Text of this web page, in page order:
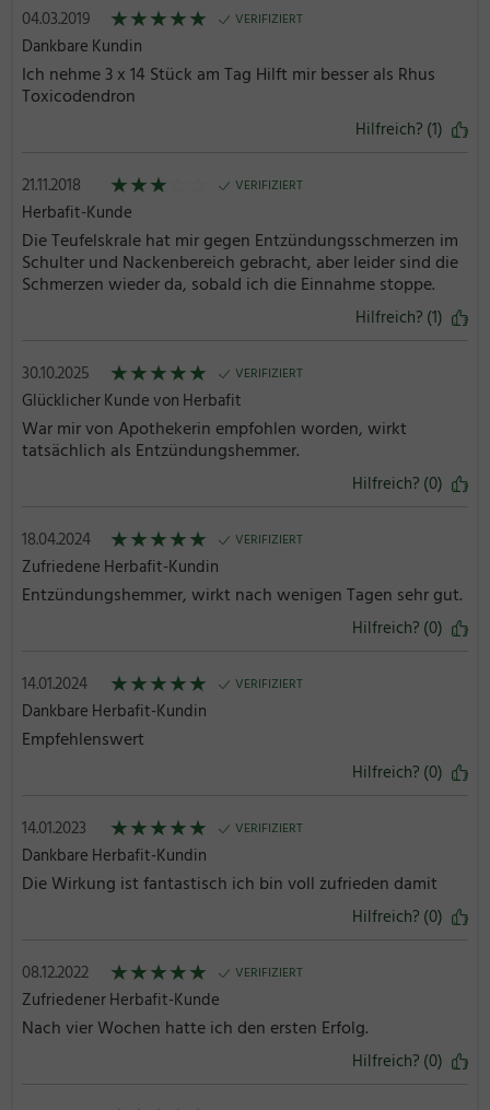
04.03.2019 ★★★★★ VERIFIZIERT
Dankbare Kundin
Ich nehme 3 x 14 Stück am Tag Hilft mir besser als Rhus
Toxicodendron
Hilfreich? (1)
21.11.2018 ★★★ VERIFIZIERT
Herbafit-Kunde
Die Teufelskrale hat mir gegen Entzündungsschmerzen im
Schulter und Nackenbereich gebracht, aber leider sind die
Schmerzen wieder da, sobald ich die Einnahme stoppe.
Hilfreich? (1)
30.10.2025 ★★★★★ VERIFIZIERT
Glücklicher Kunde von Herbafit
War mir von Apothekerin empfohlen worden, wirkt
tatsächlich als Entzündungshemmer.
Hilfreich? (0)
18.04.2024 ★★★★★ VERIFIZIERT
Zufriedene Herbafit-Kundin
Entzündungshemmer, wirkt nach wenigen Tagen sehr gut.
Hilfreich? (0)
14.01.2024 ★★★★★ VERIFIZIERT
Dankbare Herbafit-Kundin
Empfehlenswert
Hilfreich? (0)
14.01.2023 ★★★★★ VERIFIZIERT
Dankbare Herbafit-Kundin
Die Wirkung ist fantastisch ich bin voll zufrieden damit
Hilfreich? (0)
08.12.2022 ★★★★★ VERIFIZIERT
Zufriedener Herbafit-Kunde
Nach vier Wochen hatte ich den ersten Erfolg.
Hilfreich? (0)